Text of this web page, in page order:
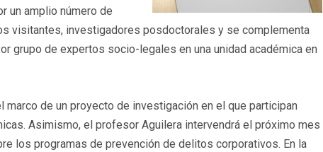
un amplio número de
visitantes, investigadores posdoctorales y se complementa
grupo de expertos socio-legales en una unidad académica en
de un proyecto de investigación en el que participan
Asimismo, el profesor Aguilera intervendrá el próximo mes
los programas de prevención de delitos corporativos. En la